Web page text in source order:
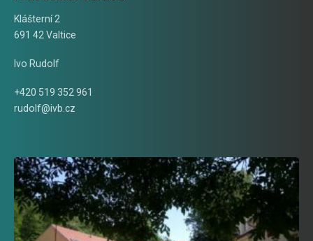
Klášterní 2
691 42 Valtice
Ivo Rudolf
+420 519 352 961
rudolf@ivb.cz